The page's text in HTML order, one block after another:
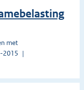
met
2015